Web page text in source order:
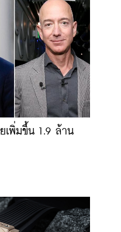
เพิ่มขึ้น 1.9 ล้าน